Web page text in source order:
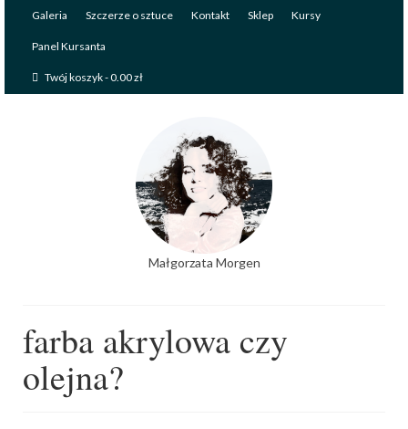
Galeria Szczerze o sztuce Kontakt Sklep Kursy
Panel Kursanta
Twój koszyk-0.00zł
Małgorzata Morgen
farba akrylowa czy
olejna?